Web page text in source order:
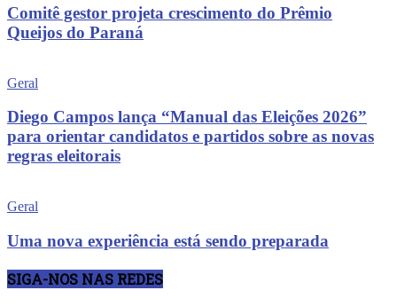
Comitê gestor projeta crescimento do Prêmio
Queijos do Paraná
Geral
Diego Campos lança “Manual das Eleições 2026”
para orientar candidatos e partidos sobre as novas
regras eleitorais
Geral
Uma nova experiência está sendo preparada
SIGA-NOS NAS REDES